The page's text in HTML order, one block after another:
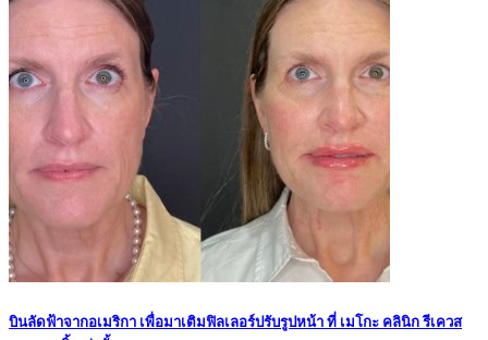
บินลัดฟ้าจากอเมริกา เพื่อมาเติมฟิลเลอร์ปรับรูปหน้า ที่ เมโกะ คลินิก รีเควส